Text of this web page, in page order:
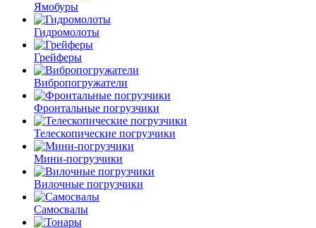
Ямобуры
Гидромолоты
Грейферы
Вибро­погружатели
Фронтальные погрузчики
Телескопические погрузчики
Мини-погрузчики
Вилочные погрузчики
Самосвалы